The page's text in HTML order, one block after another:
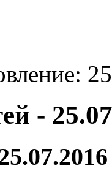
-